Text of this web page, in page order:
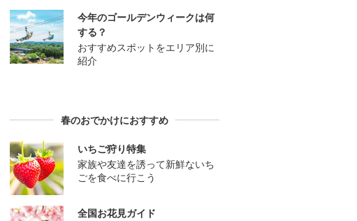
今年のゴールデンウィークは何
する？
おすすめスポットをエリア別に
紹介
春のおでかけにおすすめ
いちご狩り特集
家族や友達を誘って新鮮ないち
ごを食べに行こう
全国お花見ガイド